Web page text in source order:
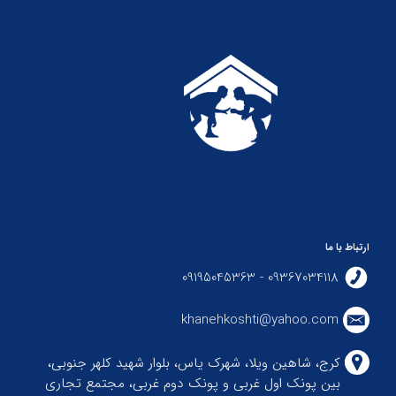
ارتباط با ما
09367034118 - 09195045363
khanehkoshti@yahoo.com
کرج، شاهین ویلا، شهرک یاس، بلوار شهید کلهر جنوبی،
بین پونک اول غربی و پونک دوم غربی، مجتمع تجاری